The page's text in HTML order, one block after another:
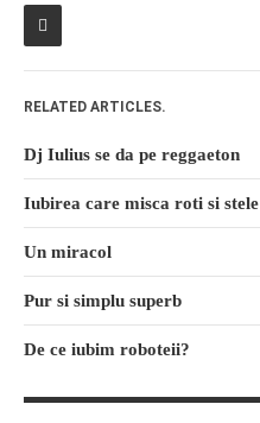
PAGINI
Ce fac?
Contact
Descarca povestirea Floare
Download 101 Movie
RELATED ARTICLES.
Dj Iulius se da pe reggaeton
Iubirea care misca roti si stele
Un miracol
Pur si simplu superb
De ce iubim roboteii?